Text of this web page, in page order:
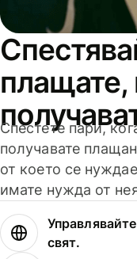
плащате,
Спестете пари,
получавате
от което се
имате нужда от
свят.